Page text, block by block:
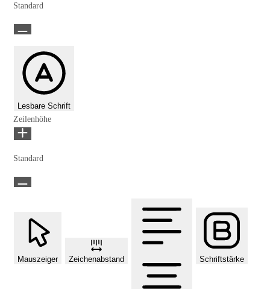
Standard
Lesbare Schrift
Zeilenhöhe
Standard
Mauszeiger Zeichenabstand Schriftstärke